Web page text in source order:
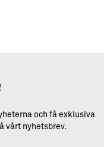
och få exklusiva
vårt nyhetsbrev.